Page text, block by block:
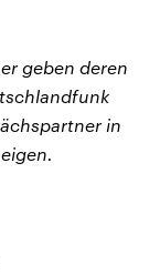
geben deren
in